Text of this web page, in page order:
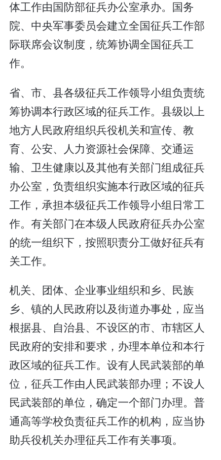
体工作由国防部征兵办公室承办。国务
院、中央军事委员会建立全国征兵工作部
际联席会议制度，统筹协调全国征兵工
作。
省、市、县各级征兵工作领导小组负责统
筹协调本行政区域的征兵工作。县级以上
地方人民政府组织兵役机关和宣传、教
育、公安、人力资源社会保障、交通运
输、卫生健康以及其他有关部门组成征兵
办公室，负责组织实施本行政区域的征兵
工作，承担本级征兵工作领导小组日常工
作。有关部门在本级人民政府征兵办公室
的统一组织下，按照职责分工做好征兵有
关工作。
机关、团体、企业事业组织和乡、民族
乡、镇的人民政府以及街道办事处，应当
根据县、自治县、不设区的市、市辖区人
民政府的安排和要求，办理本单位和本行
政区域的征兵工作。设有人民武装部的单
位，征兵工作由人民武装部办理；不设人
民武装部的单位，确定一个部门办理。普
通高等学校负责征兵工作的机构，应当协
助兵役机关办理征兵工作有关事项。